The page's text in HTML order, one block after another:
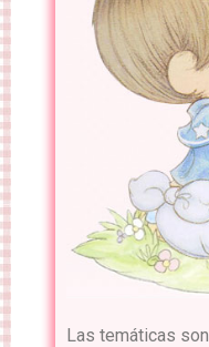
Las temáticas son